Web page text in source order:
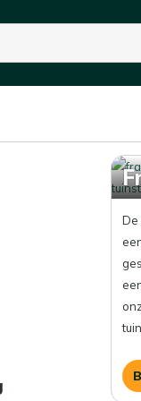
U heeft geen
De
tuin.